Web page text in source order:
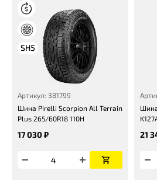
Артикул: 381799
Шина Pirelli Scorpion All Terrain
Plus 265/60R18 110H
17 030 ₽ 21